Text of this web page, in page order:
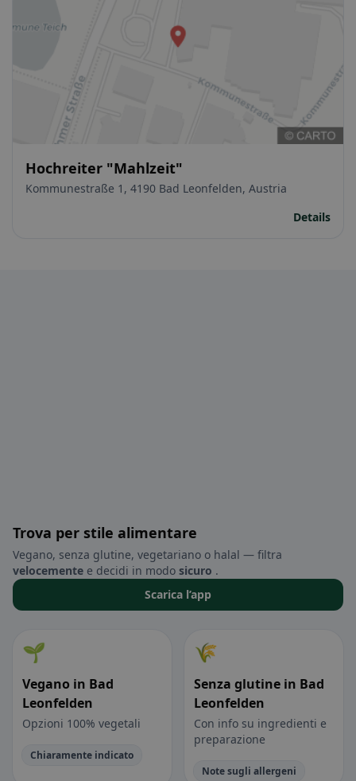
Hochreiter "Mahlzeit"
Kommunestraße 1, 4190 Bad Leonfelden, Austria
Details
Trova per stile alimentare
Vegano, senza glutine, vegetariano o halal — filtra
velocemente e decidi in modo sicuro .
Scarica l’app
🌱
Vegano in Bad
Leonfelden
Opzioni 100% vegetali
Chiaramente indicato
🌾
Senza glutine in Bad
Leonfelden
Con info su ingredienti e
preparazione
Note sugli allergeni